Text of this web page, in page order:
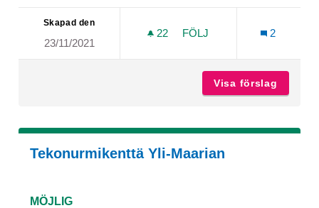
Skapad den
23/11/2021
22 22 FÖLJARE
FÖLJ
2
Visa förslag
Tekonurmikenttä Yli-Maarian
MÖJLIG